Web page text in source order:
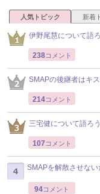
人気トピック 新着
伊野尾慧について語
238コメント
SMAPの後継者はキ
214コメント
三宅健について語ろう
107 コメント
SMAPを解散させな
94コメント